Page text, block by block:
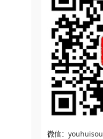
微信：youhuisou